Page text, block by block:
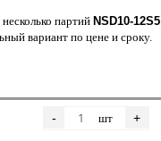
партий NSD10-12S5
вариант по цене и сроку.
- шт +